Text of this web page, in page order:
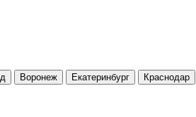
Воронеж Екатеринбург Краснодар